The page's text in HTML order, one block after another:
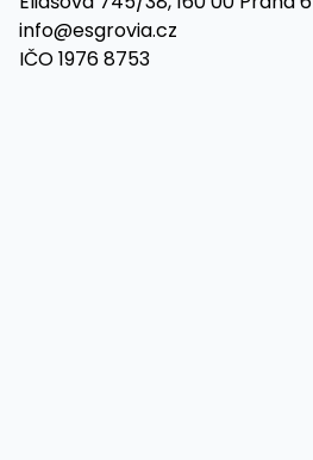
info@esgrovia.cz
IČO 1976 8753